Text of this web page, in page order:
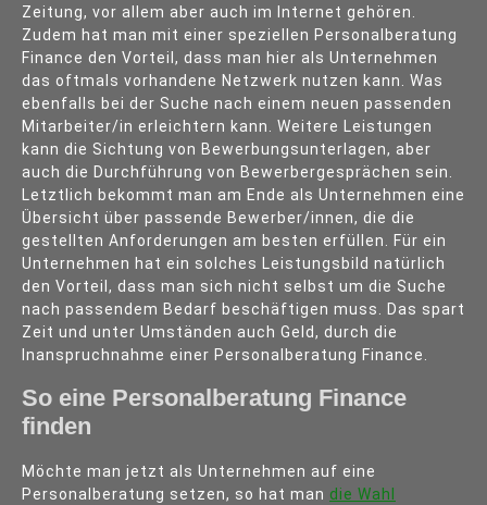
Zeitung, vor allem aber auch im Internet gehören.
Zudem hat man mit einer speziellen Personalberatung
Finance den Vorteil, dass man hier als Unternehmen
das oftmals vorhandene Netzwerk nutzen kann. Was
ebenfalls bei der Suche nach einem neuen passenden
Mitarbeiter/in erleichtern kann. Weitere Leistungen
kann die Sichtung von Bewerbungsunterlagen, aber
auch die Durchführung von Bewerbergesprächen sein.
Letztlich bekommt man am Ende als Unternehmen eine
Übersicht über passende Bewerber/innen, die die
gestellten Anforderungen am besten erfüllen. Für ein
Unternehmen hat ein solches Leistungsbild natürlich
den Vorteil, dass man sich nicht selbst um die Suche
nach passendem Bedarf beschäftigen muss. Das spart
Zeit und unter Umständen auch Geld, durch die
Inanspruchnahme einer Personalberatung Finance.
So eine Personalberatung Finance
finden
Möchte man jetzt als Unternehmen auf eine
Personalberatung setzen, so hat man die Wahl